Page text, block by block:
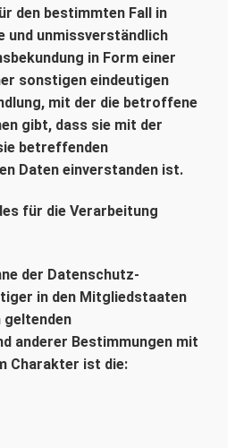
den bestimmten Fall in
und unmissverständlich
in Form einer
sonstigen eindeutigen
mit der die betroffene
gibt, dass sie mit der
betreffenden
Daten einverstanden ist.
für die Verarbeitung
der Datenschutz-
in den Mitgliedstaaten
geltenden
anderer Bestimmungen mit
Charakter ist die: